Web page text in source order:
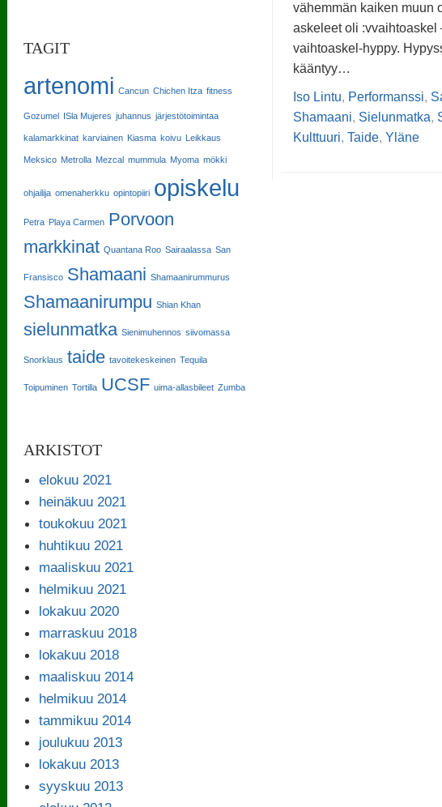
vähemmän kaiken muun
askeleet oli :vvaihtoaskel
vaihtoaskel-hyppy.
kääntyy…
Iso Lintu, Performanssi,
Shamaani, Sielunmatka,
Kulttuuri, Taide, Yläne
TAGIT
artenomi Cancun Chichen Itza fitness
Gozumel ISla Mujeres juhannus järjestötoimintaa
kalamarkkinat karviainen Kiasma koivu Leikkaus
Meksico Metrolla Mezcal mummula Myoma mökki
ohjailija omenaherkku opintopiiri opiskelu
Petra Playa Carmen Porvoon
markkinat Quantana Roo Sairaalassa San
Fransisco Shamaani Shamaanirummurus
Shamaanirumpu Shian Khan
sielunmatka Sienimuhennos siivomassa
Snorklaus taide tavoitekeskeinen Tequila
Toipuminen Tortilla UCSF uima-allasbileet Zumba
ARKISTOT
elokuu 2021
heinäkuu 2021
toukokuu 2021
huhtikuu 2021
maaliskuu 2021
helmikuu 2021
lokakuu 2020
marraskuu 2018
lokakuu 2018
maaliskuu 2014
helmikuu 2014
tammikuu 2014
joulukuu 2013
lokakuu 2013
syyskuu 2013